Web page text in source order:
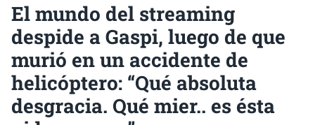
El mundo del streaming
despide a Gaspi, luego de que
murió en un accidente de
helicóptero: “Qué absoluta
desgracia. Qué mier.. es ésta